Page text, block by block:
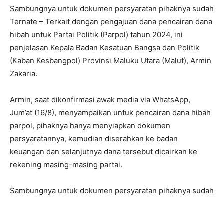
Sambungnya untuk dokumen persyaratan pihaknya sudah
Ternate – Terkait dengan pengajuan dana pencairan dana
hibah untuk Partai Politik (Parpol) tahun 2024, ini
penjelasan Kepala Badan Kesatuan Bangsa dan Politik
(Kaban Kesbangpol) Provinsi Maluku Utara (Malut), Armin
Zakaria.
Armin, saat dikonfirmasi awak media via WhatsApp,
Jum’at (16/8), menyampaikan untuk pencairan dana hibah
parpol, pihaknya hanya menyiapkan dokumen
persyaratannya, kemudian diserahkan ke badan
keuangan dan selanjutnya dana tersebut dicairkan ke
rekening masing-masing partai.
Sambungnya untuk dokumen persyaratan pihaknya sudah